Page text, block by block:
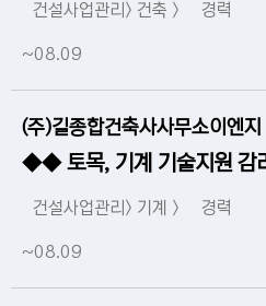
건설사업관리> 건축 > 경력
~08.09
(주)길종합건축사사무소이엔지
◆◆ 토목, 기계 기
건설사업관리> 기계 > 경력
~08.09